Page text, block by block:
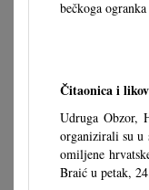
bečkoga
Čitaonica i
Udruga Obzor,
organizirali su u
omiljene
Braić u petak,